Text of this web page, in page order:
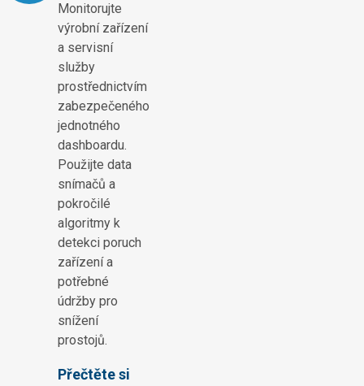
Monitorujte
výrobní zařízení
a servisní
služby
prostřednictvím
zabezpečeného
jednotného
dashboardu.
Použijte data
snímačů a
pokročilé
algoritmy k
detekci poruch
zařízení a
potřebné
údržby pro
snížení
prostojů.
Přečtěte si